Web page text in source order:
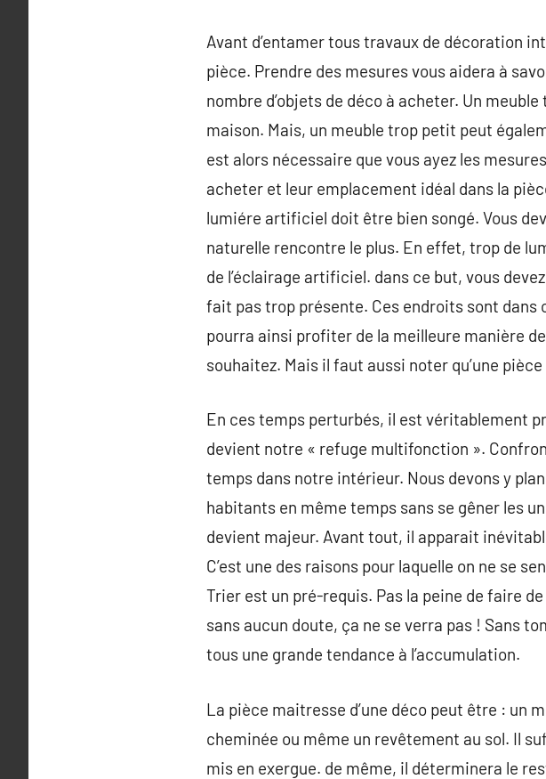
Avant d’entamer tous travaux de décoration
pièce. Prendre des mesures vous aidera à
nombre d’objets de déco à acheter. Un
maison. Mais, un meuble trop petit peut
est alors nécessaire que vous ayez les
acheter et leur emplacement idéal dans la
lumiére artificiel doit être bien songé. Vous
naturelle rencontre le plus. En effet, trop de
de l’éclairage artificiel. dans ce but, vous
fait pas trop présente. Ces endroits sont
pourra ainsi profiter de la meilleure manière
souhaitez. Mais il faut aussi noter qu’une
En ces temps perturbés, il est véritablement
devient notre « refuge multifonction ».
temps dans notre intérieur. Nous devons y
habitants en même temps sans se gêner les
devient majeur. Avant tout, il apparait
C’est une des raisons pour laquelle on ne se
Trier est un pré-requis. Pas la peine de faire
sans aucun doute, ça ne se verra pas ! Sans
tous une grande tendance à l’accumulation.
La pièce maitresse d’une déco peut être : un
cheminée ou même un revêtement au sol. Il
mis en exergue. de même, il déterminera le